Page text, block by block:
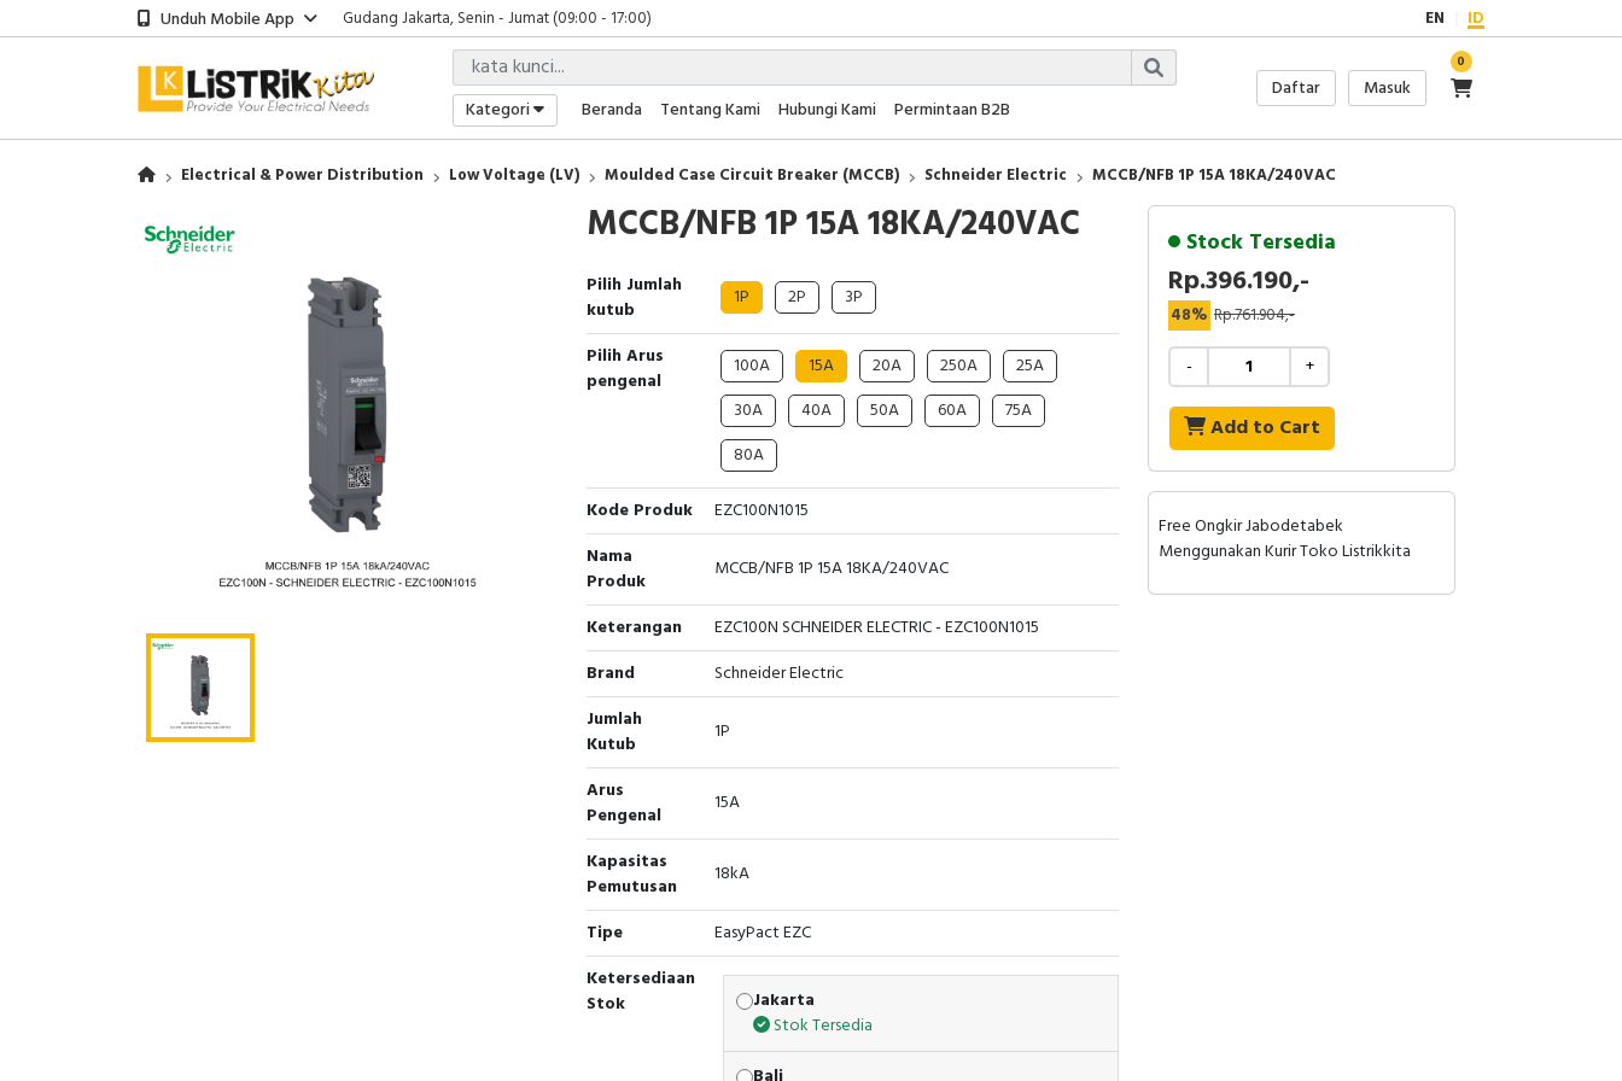
Unduh Mobile App
Gudang Jakarta, Senin - Jumat (09:00 - 17:00)
Showroom Bali, Senin - Jumat (09:00 - 17:00)
Kantor Jakarta, Senin - Jumat (08:00 - 17:00)
Gudang Jakarta, Senin - Jumat (09:00 - 17:00)
Showroom Bali, Senin - Jumat (09:00 - 17:00)
EN ID
Kategori Beranda Tentang Kami Hubungi Kami Permintaan B2B
Daftar Masuk
0
Electrical & Power Distribution Low Voltage (LV) Moulded Case Circuit Breaker (MCCB) Schneider Electric MCCB/NFB 1P 15A 18KA/240VAC
MCCB/NFB 1P 15A 18KA/240VAC
Pilih Jumlah
kutub
1P 2P 3P
Pilih Arus
pengenal
100A 15A 20A 250A
25A
30A
40A 50A 60A
75A
80A
Kode Produk
EZC100N1015
Nama
Produk
MCCB/NFB 1P 15A 18KA/240VAC
Keterangan
EZC100N SCHNEIDER ELECTRIC - EZC100N1015
Brand
Schneider Electric
Jumlah
Kutub
1P
Arus
Pengenal
15A
Kapasitas
Pemutusan
18kA
Tipe
EasyPact EZC
Ketersediaan
Stok
Jakarta
Stok Tersedia
Stock Tersedia
Rp.396.190,-
48% Rp.761.904,-
- +
Add to Cart
Free Ongkir Jabodetabek
Menggunakan Kurir Toko Listrikkita